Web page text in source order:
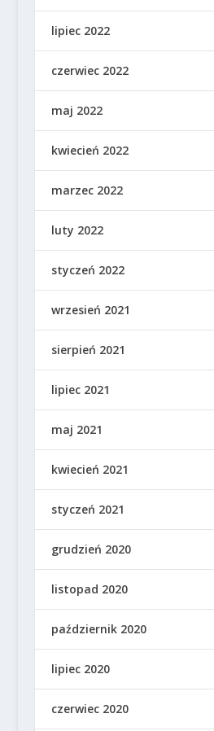
lipiec 2022
czerwiec 2022
maj 2022
kwiecień 2022
marzec 2022
luty 2022
styczeń 2022
wrzesień 2021
sierpień 2021
lipiec 2021
maj 2021
kwiecień 2021
styczeń 2021
grudzień 2020
listopad 2020
październik 2020
lipiec 2020
czerwiec 2020